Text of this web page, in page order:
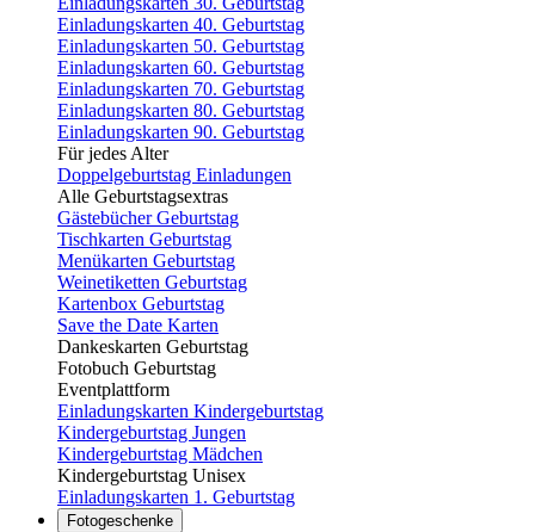
Einladungskarten 40. Geburtstag
Einladungskarten 50. Geburtstag
Einladungskarten 60. Geburtstag
Einladungskarten 70. Geburtstag
Einladungskarten 80. Geburtstag
Einladungskarten 90. Geburtstag
Für jedes Alter
Doppelgeburtstag Einladungen
Alle Geburtstagsextras
Gästebücher Geburtstag
Tischkarten Geburtstag
Menükarten Geburtstag
Weinetiketten Geburtstag
Kartenbox Geburtstag
Save the Date Karten
Dankeskarten Geburtstag
Fotobuch Geburtstag
Eventplattform
Einladungskarten Kindergeburtstag
Kindergeburtstag Jungen
Kindergeburtstag Mädchen
Kindergeburtstag Unisex
Einladungskarten 1. Geburtstag
Fotogeschenke